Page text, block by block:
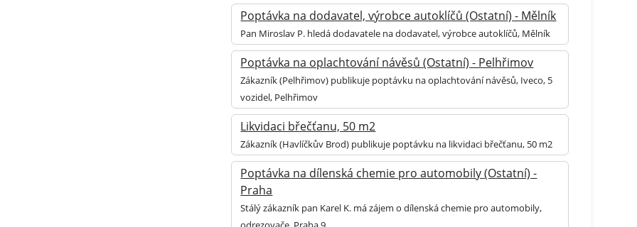
Poptávka na dodavatel, výrobce autoklíčů (Ostatní) - Mělník
Pan Miroslav P. hledá dodavatele na dodavatel, výrobce autoklíčů, Mělník
Poptávka na oplachtování návěsů (Ostatní) - Pelhřimov
Zákazník (Pelhřimov) publikuje poptávku na oplachtování návěsů, Iveco, 5
vozidel, Pelhřimov
Likvidaci břečťanu, 50 m2
Zákazník (Havlíčkův Brod) publikuje poptávku na likvidaci břečťanu, 50 m2
Poptávka na dílenská chemie pro automobily (Ostatní) -
Praha
Stálý zákazník pan Karel K. má zájem o dílenská chemie pro automobily,